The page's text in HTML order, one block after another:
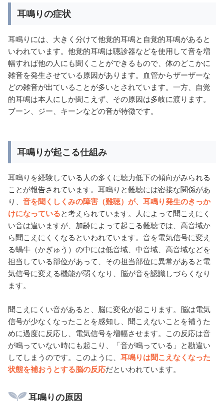
耳鳴りの症状
耳鳴りには、大きく分けて他覚的耳鳴と自覚的耳鳴があると
いわれています。他覚的耳鳴は聴診器などを使用して音を増
幅すれば他の人にも聞くことができるもので、体のどこかに
雑音を発生させている原因があります。血管からザーザーな
どの雑音が出ていることが多いとされています。一方、自覚
的耳鳴は本人にしか聞こえず、その原因は多岐に渡ります。
ブーン、ジー、キーンなどの音が特徴です。
耳鳴りが起こる仕組み
耳鳴りを経験している人の多くに聴力低下の傾向がみられる
ことが報告されています。耳鳴りと難聴には密接な関係があ
り、 音を聞くしくみの障害（難聴）が、耳鳴り発生のきっか
けになっていると考えられています。人によって聞こえにく
い音は違いますが、加齢によって起こる難聴では、高音域か
ら聞こえにくくなるといわれています。音を電気信号に変え
る蝸牛（かぎゅう）の中には低音域、中音域、高音域などを
担当している部位があって、その担当部位に異常があると電
気信号に変える機能が弱くなり、脳が音を認識しづらくなり
ます。
聞こえにくい音があると、脳に変化が起こります。脳は電気
信号が少なくなったことを感知し、聞こえないことを補うた
めに過度に反応し、電気信号を増幅させます。この反応は音
が鳴っていない時にも起こり、「音が鳴っている」と勘違い
してしまうのです。このように、 耳鳴りは聞こえなくなった
状態を補おうとする脳の反応だといわれています。
耳鳴りの原因